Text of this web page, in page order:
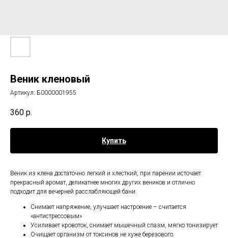
Веник кленовый
Артикул: Б0000001955
360 р.
Купить
Веник из клена достаточно легкий и хлесткий, при парении источает
прекрасный аромат, деликатнее многих других веников и отлично
подходит для вечерней расслабляющей бани.
Снимает напряжение, улучшает настроение – считается
«антистрессовым»
Усиливает кровоток, снимает мышечный спазм, мягко тонизирует
Очищает организм от токсинов не хуже березового